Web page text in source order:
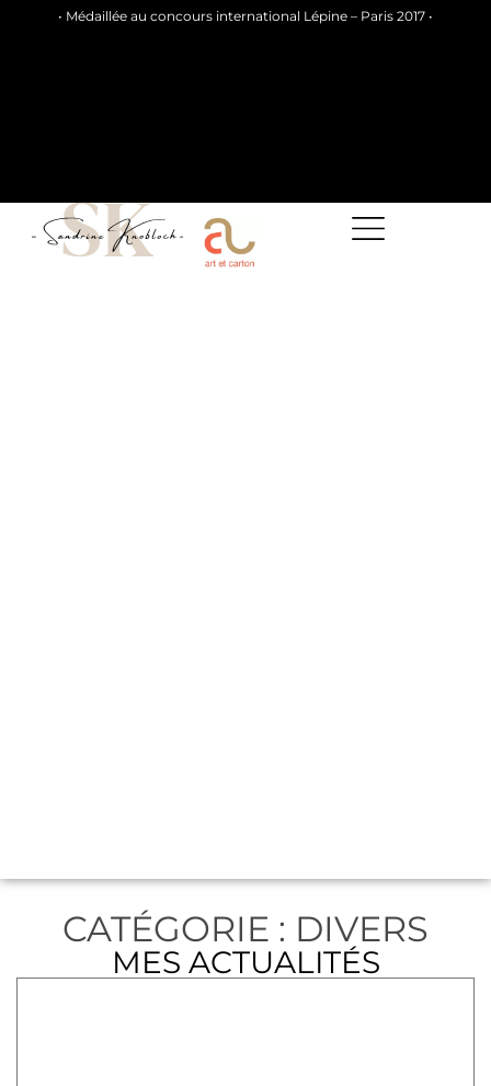
• Médaillée au concours international Lépine – Paris 2017 •
CATÉGORIE : DIVERS
MES ACTUALITÉS